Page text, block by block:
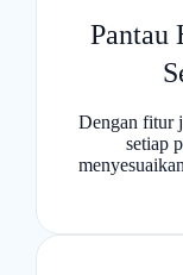
Pantau
Dengan fitur
setiap